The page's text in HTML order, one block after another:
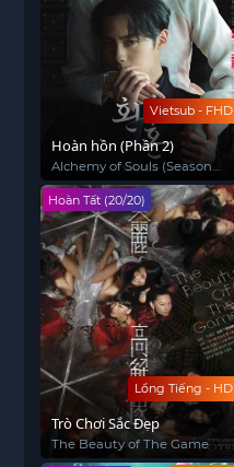
Vietsub - FHD
Hoàn hồn (Phần 2)
Alchemy of Souls (Season
2)
Lồng Tiếng - HD
Hoàn Tất (20/20)
Trò Chơi Sắc Đẹp
The Beauty of The Game